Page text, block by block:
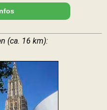
(ca. 16 km):